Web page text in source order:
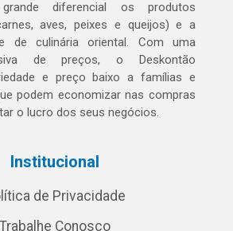
diferencial os produtos
aves, peixes e queijos) e a
de culinária oriental. Com uma
de preços, o Deskontão
e preço baixo a famílias e
podem economizar nas compras
o lucro dos seus negócios.
Institucional
de Privacidade
Trabalhe Conosco